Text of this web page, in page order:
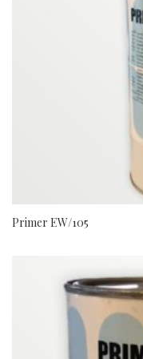
Primer EW/105